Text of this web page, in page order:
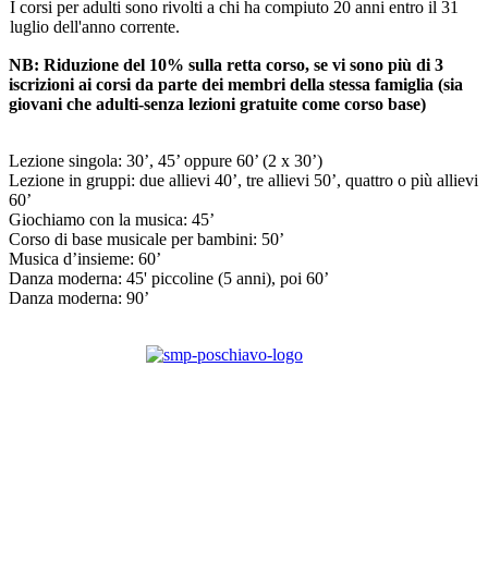
I corsi per adulti sono rivolti a chi ha compiuto 20 anni entro il 31
luglio dell'anno corrente.
NB: Riduzione del 10% sulla retta corso, se vi sono più di 3
iscrizioni ai corsi da parte dei membri della stessa famiglia (sia
giovani che adulti-senza lezioni gratuite come corso base)
Lezione singola: 30’, 45’ oppure 60’ (2 x 30’)
Lezione in gruppi: due allievi 40’, tre allievi 50’, quattro o più allievi
60’
Giochiamo con la musica: 45’
Corso di base musicale per bambini: 50’
Musica d’insieme: 60’
Danza moderna: 45' piccoline (5 anni), poi 60’
Danza moderna: 90’